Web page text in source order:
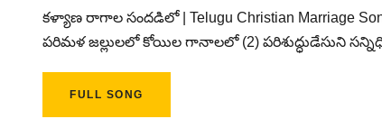
కళ్యాణ రాగాల సందడిలో | Telugu Christian Marriage
పరిమళ జల్లులలో కోయిల గానాలలో (2) పరిశుద్ధుడేసుని
FULL SONG